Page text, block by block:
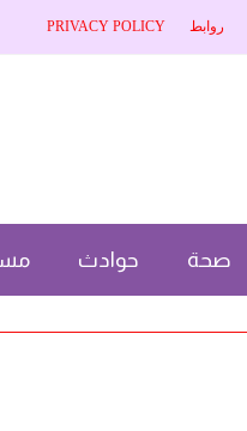
روابط PRIVACY POLICY
صحة حوادث